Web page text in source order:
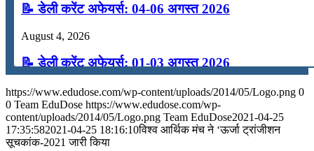
📝 डेली करेंट अफेयर्स: 04-06 अगस्त 2026
August 4, 2026
📝 डेली करेंट अफेयर्स: 01-03 अगस्त 2026
July 31, 2026
📝 डेली करेंट अफेयर्स: 28-31 जुलाई 2026
July 28, 2026
https://www.edudose.com/wp-content/uploads/2014/05/Logo.png 0
0 Team EduDose https://www.edudose.com/wp-
content/uploads/2014/05/Logo.png Team EduDose2021-04-25
17:35:582021-04-25 18:16:10विश्व आर्थिक मंच ने ‘ऊर्जा ट्रांजीशन
सूचकांक-2021 जारी किया